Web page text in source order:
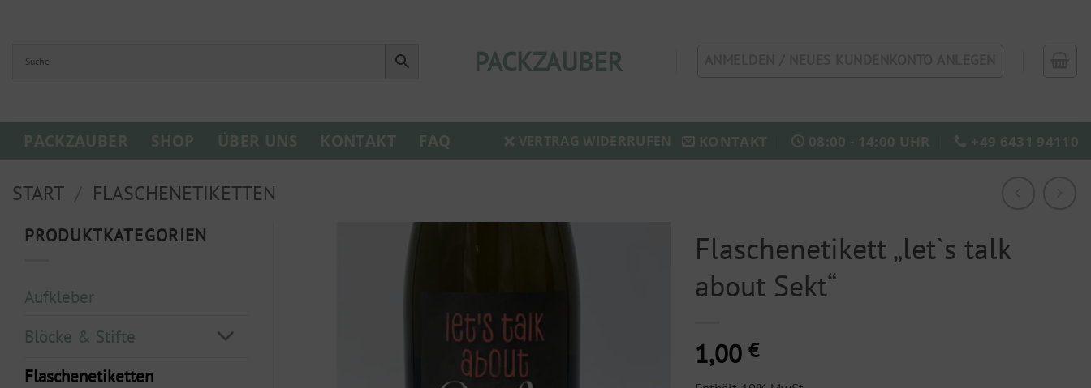
springen
PACKZAUBER
PACKZAUBER SHOP ÜBER UNS KONTAKT FAQ VERTRAG WIDERRUFEN KONTAKT 08:00 - 14:00 UHR +49 6431 94110
START FLASCHENETIKETTEN
PRODUKTKATEGORIEN
Aufkleber
Blöcke & Stifte
Flaschenetiketten
Flaschenetikett „let`s talk
about Sekt“
1,00 €